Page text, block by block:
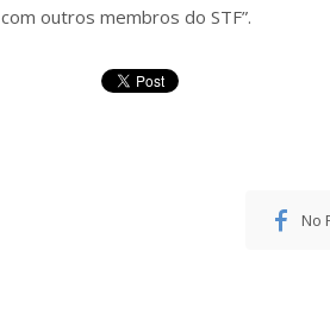
com outros membros do STF”.
No